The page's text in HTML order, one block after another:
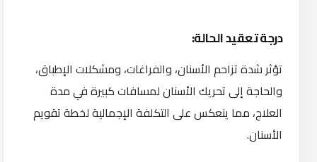
درجة تعقيد الحالة:
تؤثر شدة تزاحم الأسنان، والفراغات، ومشكلات الإطباق،
والحاجة إلى تحريك الأسنان لمسافات كبيرة في مدة
العلاج، مما ينعكس على التكلفة الإجمالية لخطة تقويم
الأسنان.